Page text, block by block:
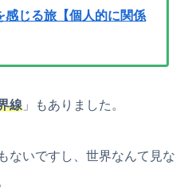
感じる旅【個人的に関係
線 」もありました。
ないですし、世界なんて見な